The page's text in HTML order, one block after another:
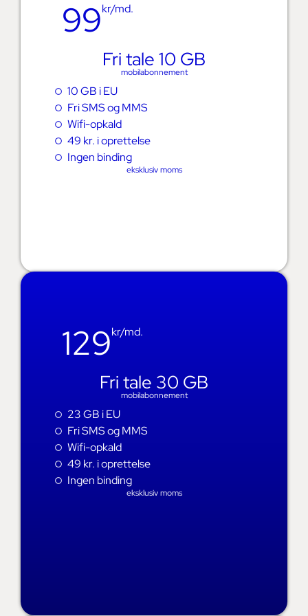
99kr/md.
Fri tale 10 GB
mobilabonnement
10 GB i EU
Fri SMS og MMS
Wifi-opkald
49 kr. i oprettelse
Ingen binding
eksklusiv moms
129kr/md.
Fri tale 30 GB
mobilabonnement
23 GB i EU
Fri SMS og MMS
Wifi-opkald
49 kr. i oprettelse
Ingen binding
eksklusiv moms